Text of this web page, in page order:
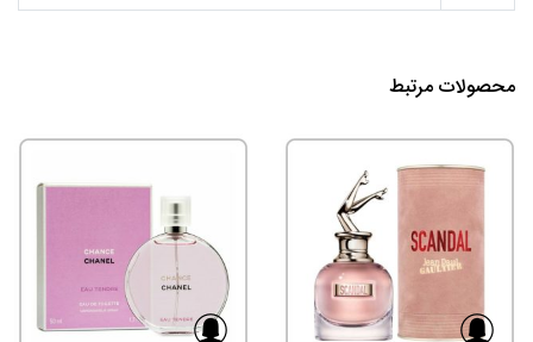
محصولات مرتبط